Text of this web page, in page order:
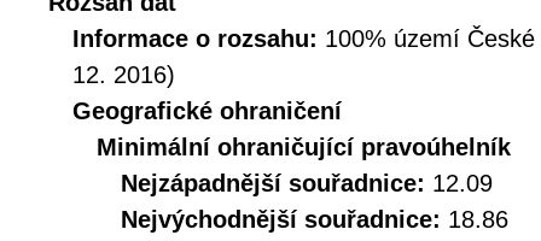
Informace o rozsahu: 100% území
12. 2016)
Geografické ohraničení
Minimální ohraničující pravoúhelník
Nejzápadnější souřadnice: 12.09
Nejvýchodnější souřadnice: 18.86